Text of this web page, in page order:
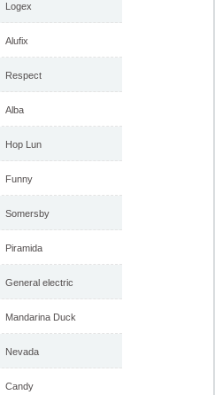
Logex
Alufix
Respect
Alba
Hop Lun
Funny
Somersby
Piramida
General electric
Mandarina Duck
Nevada
Candy